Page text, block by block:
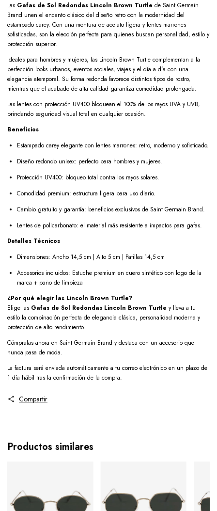
Las Gafas de Sol Redondas Lincoln Brown Turtle de Saint Germain
Brand unen el encanto clásico del diseño retro con la modernidad del
estampado carey. Con una montura de acetato ligera y lentes marrones
sofisticadas, son la elección perfecta para quienes buscan personalidad, estilo y
protección superior.
Ideales para hombres y mujeres, las Lincoln Brown Turtle complementan a la
perfección looks urbanos, eventos sociales, viajes y el día a día con una
elegancia atemporal. Su forma redonda favorece distintos tipos de rostro,
mientras que el acabado de alta calidad garantiza comodidad prolongada.
Las lentes con protección UV400 bloquean el 100% de los rayos UVA y UVB,
brindando seguridad visual total en cualquier ocasión.
Beneficios
Estampado carey elegante con lentes marrones: retro, moderno y sofisticado.
Diseño redondo unisex: perfecto para hombres y mujeres.
Protección UV400: bloqueo total contra los rayos solares.
Comodidad premium: estructura ligera para uso diario.
Cambio gratuito y garantía: beneficios exclusivos de Saint Germain Brand.
Lentes de policarbonato: el material más resistente a impactos para gafas.
Detalles Técnicos
Dimensiones: Ancho 14,5 cm | Alto 5 cm | Patillas 14,5 cm
Accesorios incluidos: Estuche premium en cuero sintético con logo de la
marca + paño de limpieza
¿Por qué elegir las Lincoln Brown Turtle?
Elige las Gafas de Sol Redondas Lincoln Brown Turtle y lleva a tu
estilo la combinación perfecta de elegancia clásica, personalidad moderna y
protección de alto rendimiento.
Cómpralas ahora en Saint Germain Brand y destaca con un accesorio que
nunca pasa de moda.
La factura será enviada automáticamente a tu correo electrónico en un plazo de
1 día hábil tras la confirmación de la compra.
Compartir
Productos similares